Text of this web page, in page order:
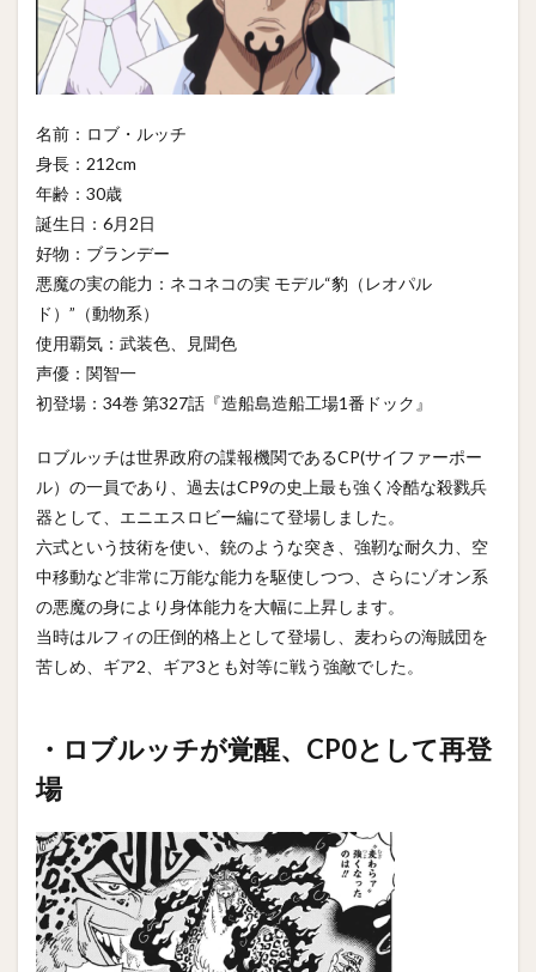
名前：ロブ・ルッチ
身長：212cm
年齢：30歳
誕生日：6月2日
好物：ブランデー
悪魔の実の能力：ネコネコの実 モデル“豹（レオパル
ド）”（動物系）
使用覇気：武装色、見聞色
声優：関智一
初登場：34巻 第327話『造船島造船工場1番ドック』
ロブルッチは世界政府の諜報機関であるCP(サイファーポー
ル）の一員であり、過去はCP9の史上最も強く冷酷な殺戮兵
器として、エニエスロビー編にて登場しました。
六式という技術を使い、銃のような突き、強靭な耐久力、空
中移動など非常に万能な能力を駆使しつつ、さらにゾオン系
の悪魔の身により身体能力を大幅に上昇します。
当時はルフィの圧倒的格上として登場し、麦わらの海賊団を
苦しめ、ギア2、ギア3とも対等に戦う強敵でした。
・ロブルッチが覚醒、CP0として再登
場